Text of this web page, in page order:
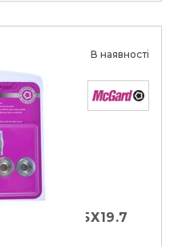
В наявності
М12Х1, 5Х19.7